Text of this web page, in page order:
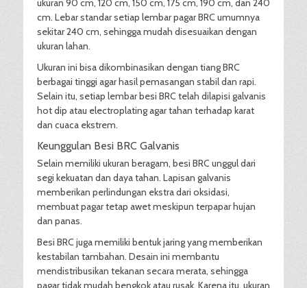
ukuran 90 cm, 120 cm, 150 cm, 175 cm, 190 cm, dan 240
cm. Lebar standar setiap lembar pagar BRC umumnya
sekitar 240 cm, sehingga mudah disesuaikan dengan
ukuran lahan.
Ukuran ini bisa dikombinasikan dengan tiang BRC
berbagai tinggi agar hasil pemasangan stabil dan rapi.
Selain itu, setiap lembar besi BRC telah dilapisi galvanis
hot dip atau electroplating agar tahan terhadap karat
dan cuaca ekstrem.
Keunggulan Besi BRC Galvanis
Selain memiliki ukuran beragam, besi BRC unggul dari
segi kekuatan dan daya tahan. Lapisan galvanis
memberikan perlindungan ekstra dari oksidasi,
membuat pagar tetap awet meskipun terpapar hujan
dan panas.
Besi BRC juga memiliki bentuk jaring yang memberikan
kestabilan tambahan. Desain ini membantu
mendistribusikan tekanan secara merata, sehingga
pagar tidak mudah bengkok atau rusak. Karena itu, ukuran